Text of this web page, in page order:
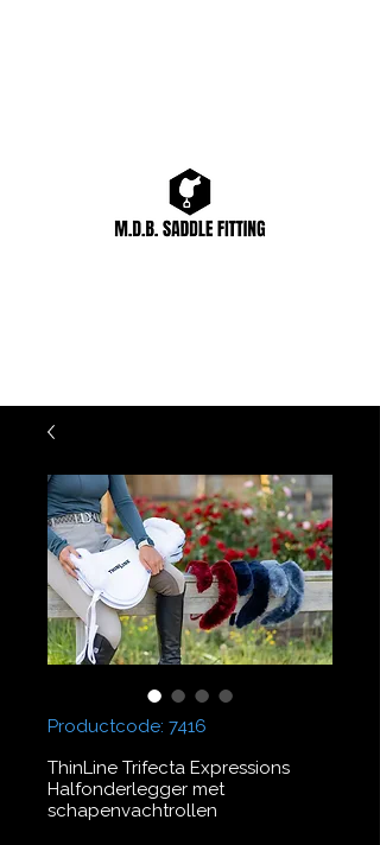
Productcode: 7416
ThinLine Trifecta Expressions
Halfonderlegger met
schapenvachtrollen